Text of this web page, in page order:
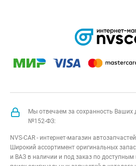
Мы отвечаем за сохранность Ваших
№152-ФЗ:
NVS-CAR - интернет-магазин
Широкий ассортимент оригинальных
и ВАЗ в наличии и под заказ по